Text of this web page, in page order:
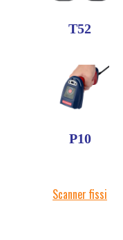
T52
P10
Scanner fissi